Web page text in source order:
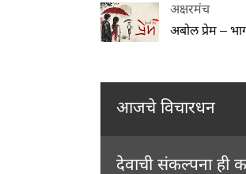
अक्षरमंच
अबोल प्रेम –
आजचे विचारधन
देवाची संकल्पना ही